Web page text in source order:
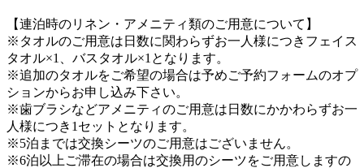
【連泊時のリネン・アメニティ類のご用意について】
※タオルのご用意は日数に関わらずお一人様につきフェイス
タオル×1、バスタオル×1となります。
※追加のタオルをご希望の場合は予めご予約フォームのオプ
ションからお申し込み下さい。
※歯ブラシなどアメニティのご用意は日数にかかわらずお一
人様につき1セットとなります。
※5泊までは交換シーツのご用意はございません。
※6泊以上ご滞在の場合は交換用のシーツをご用意しますの